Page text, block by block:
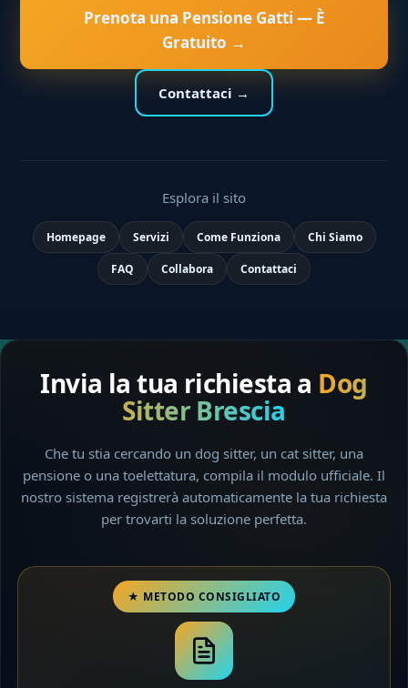
Prenota una Pensione Gatti — È
Gratuito →
Contattaci →
Esplora il sito
Homepage Servizi Come Funziona Chi Siamo
FAQ Collabora Contattaci
Invia la tua richiesta a Dog
Sitter Brescia
Che tu stia cercando un dog sitter, un cat sitter, una
pensione o una toelettatura, compila il modulo ufficiale. Il
nostro sistema registrerà automaticamente la tua richiesta
per trovarti la soluzione perfetta.